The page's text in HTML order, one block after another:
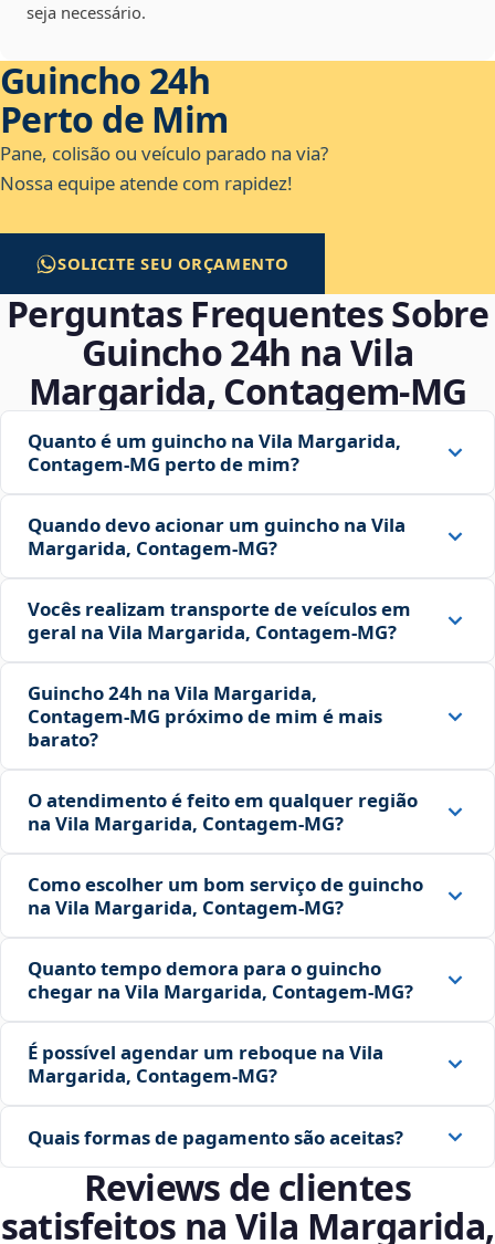
seja necessário.
Guincho 24h
Perto de Mim
Pane, colisão ou veículo parado na via?
Nossa equipe atende com rapidez!
SOLICITE SEU ORÇAMENTO
Perguntas Frequentes Sobre
Guincho 24h na Vila
Margarida, Contagem‑MG
Quanto é um guincho na Vila Margarida,
Contagem‑MG perto de mim?
Quando devo acionar um guincho na Vila
Margarida, Contagem‑MG?
Vocês realizam transporte de veículos em
geral na Vila Margarida, Contagem‑MG?
Guincho 24h na Vila Margarida,
Contagem‑MG próximo de mim é mais
barato?
O atendimento é feito em qualquer região
na Vila Margarida, Contagem‑MG?
Como escolher um bom serviço de guincho
na Vila Margarida, Contagem‑MG?
Quanto tempo demora para o guincho
chegar na Vila Margarida, Contagem‑MG?
É possível agendar um reboque na Vila
Margarida, Contagem‑MG?
Quais formas de pagamento são aceitas?
Reviews de clientes
satisfeitos na Vila Margarida,